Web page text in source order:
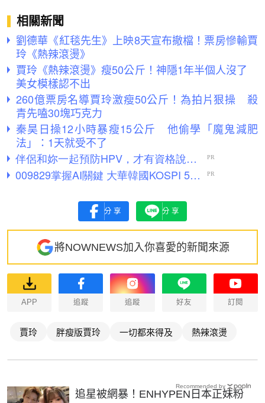
相關新聞
劉德華《紅毯先生》上映8天宣布撤檔！票房慘輸賈
玲《熱辣滾燙》
賈玲《熱辣滾燙》瘦50公斤！神隱1年半個人沒了
美女模樣認不出
260億票房名導賈玲激瘦50公斤！為拍片狠操 殺
青先嗑30塊巧克力
秦昊日操12小時暴瘦15公斤 他偷學「魔鬼減肥
法」：1天就受不了
分享 分享
將NOWNEWS加入你喜愛的新聞來源
APP 追蹤 追蹤 好友 訂閱
賈玲 胖瘦版賈玲 一切都來得及 熱辣滾燙
追星被網暴！ENHYPEN日本正妹粉
Recommended by